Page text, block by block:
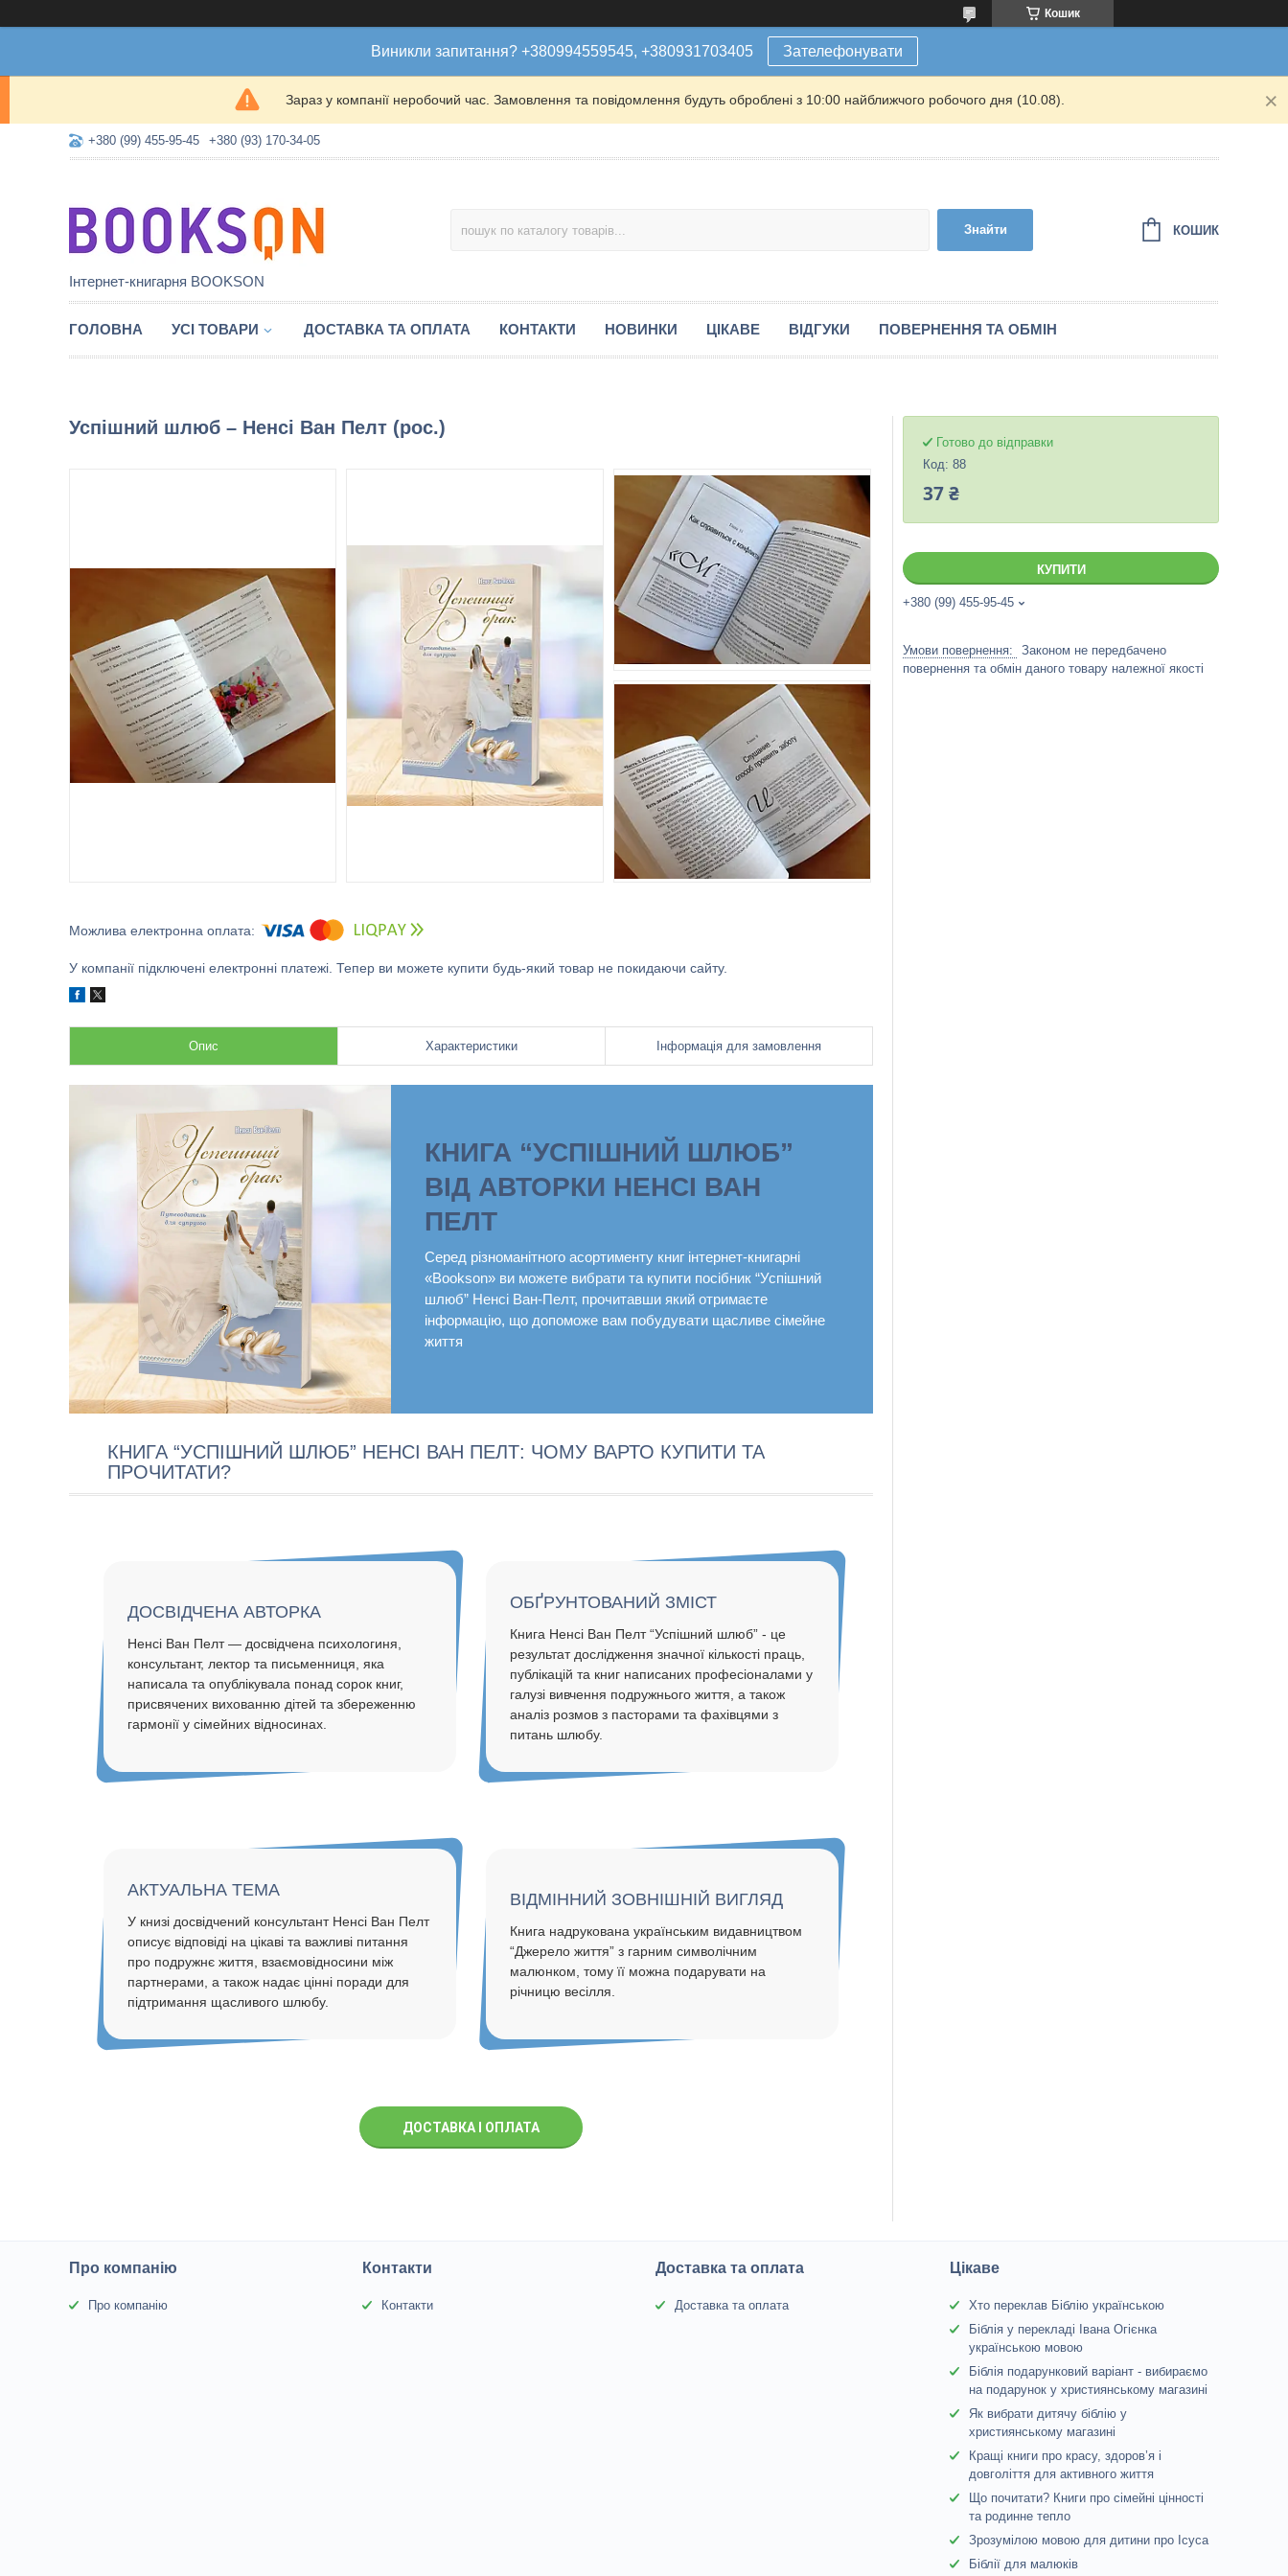
Кошик
Виникли запитання? +380994559545, +380931703405 Зателефонувати
Зараз у компанії неробочий час. Замовлення та повідомлення будуть оброблені з 10:00 найближчого робочого дня (10.08).
+380 (99) 455-95-45 +380 (93) 170-34-05
Інтернет-книгарня BOOKSON
Знайти КОШИК
ГОЛОВНА УСІ ТОВАРИ ДОСТАВКА ТА ОПЛАТА КОНТАКТИ НОВИНКИ ЦІКАВЕ ВІДГУКИ ПОВЕРНЕННЯ ТА ОБМІН
Успішний шлюб – Ненсі Ван Пелт (рос.)
У компанії підключені електронні платежі. Тепер ви можете купити будь-який товар не покидаючи сайту.
Опис Характеристики Інформація для замовлення
КНИГА “УСПІШНИЙ ШЛЮБ”
ВІД АВТОРКИ НЕНСІ ВАН
ПЕЛТ
Серед різноманітного асортименту книг інтернет-книгарні
«Bookson» ви можете вибрати та купити посібник “Успішний
шлюб” Ненсі Ван-Пелт, прочитавши який отримаєте
інформацію, що допоможе вам побудувати щасливе сімейне
життя
КНИГА “УСПІШНИЙ ШЛЮБ” НЕНСІ ВАН ПЕЛТ: ЧОМУ ВАРТО КУПИТИ ТА
ПРОЧИТАТИ?
ДОСВІДЧЕНА АВТОРКА
Ненсі Ван Пелт — досвідчена психологиня,
консультант, лектор та письменниця, яка
написала та опублікувала понад сорок книг,
присвячених вихованню дітей та збереженню
гармонії у сімейних відносинах.
ОБҐРУНТОВАНИЙ ЗМІСТ
Книга Ненсі Ван Пелт “Успішний шлюб” - це
результат дослідження значної кількості праць,
публікацій та книг написаних професіоналами у
галузі вивчення подружнього життя, а також
аналіз розмов з пасторами та фахівцями з
питань шлюбу.
АКТУАЛЬНА ТЕМА
У книзі досвідчений консультант Ненсі Ван Пелт
описує відповіді на цікаві та важливі питання
про подружнє життя, взаємовідносини між
партнерами, а також надає цінні поради для
підтримання щасливого шлюбу.
ВІДМІННИЙ ЗОВНІШНІЙ ВИГЛЯД
Книга надрукована українським видавництвом
“Джерело життя” з гарним символічним
малюнком, тому її можна подарувати на
річницю весілля.
ДОСТАВКА I ОПЛАТА
Готово до відправки
Код: 88
37 ₴
КУПИТИ
+380 (99) 455-95-45
Законом не передбачено
повернення та обмін даного товару належної якості
Про компанію
Про компанію
Контакти
Контакти
Доставка та оплата
Доставка та оплата
Цікаве
Хто переклав Біблію українською
Біблія у перекладі Івана Огієнка
українською мовою
Біблія подарунковий варіант - вибираємо
на подарунок у християнському магазині
Як вибрати дитячу біблію у
християнському магазині
Кращі книги про красу, здоров’я і
довголіття для активного життя
Що почитати? Книги про сімейні цінності
та родинне тепло
Зрозумілою мовою для дитини про Ісуса
Біблії для малюків